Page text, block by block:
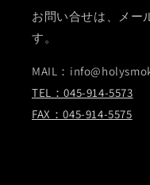
お問い合せは、メー
す。
MAIL：
TEL：045-914-5573
FAX：045-914-5575